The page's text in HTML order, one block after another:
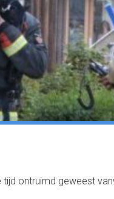
ontruimd geweest